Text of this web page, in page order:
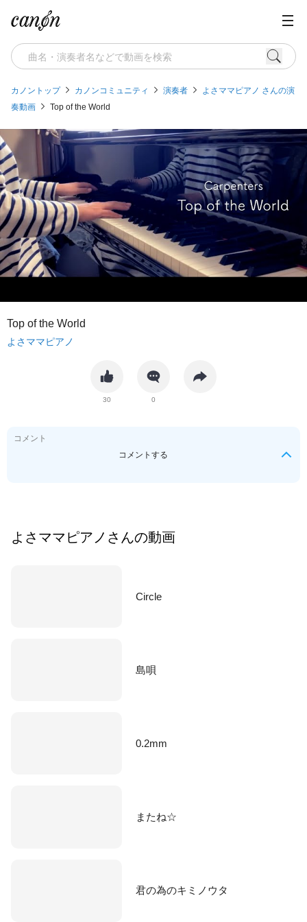
カノントップ カノンコミュニティ 演奏者
よさママピアノ さんの演
奏動画
Top of the World
Top of the World
よさママピアノ
30 0
コメント
コメントする
よさママピアノ さんの動画
Circle
島唄
0.2mm
またね☆
君の為のキミノウタ